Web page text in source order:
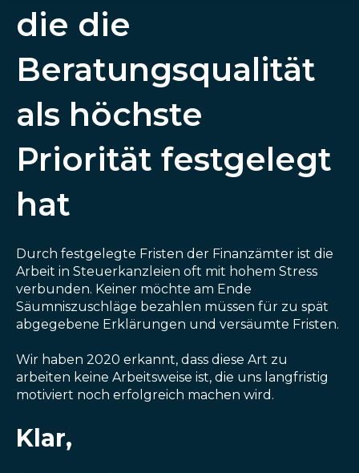
die die
Beratungsqualität
als höchste
Priorität festgelegt
hat
Durch festgelegte Fristen der Finanzämter ist die
Arbeit in Steuerkanzleien oft mit hohem Stress
verbunden. Keiner möchte am Ende
Säumniszuschläge bezahlen müssen für zu spät
abgegebene Erklärungen und versäumte Fristen.
Wir haben 2020 erkannt, dass diese Art zu
arbeiten keine Arbeitsweise ist, die uns langfristig
motiviert noch erfolgreich machen wird.
Klar,